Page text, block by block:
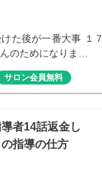
た後が一番大事 １
のためになりま…
サロン会員無料
者14話返金し
指導の仕方